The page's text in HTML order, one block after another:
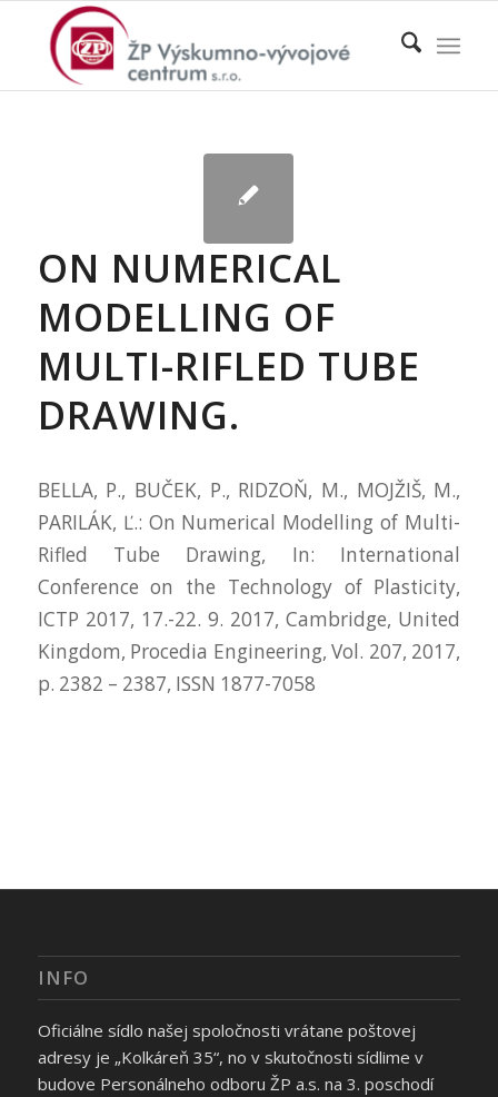
ON NUMERICAL
MODELLING OF
MULTI-RIFLED TUBE
DRAWING.
BELLA, P., BUČEK, P., RIDZOŇ, M., MOJŽIŠ, M.,
PARILÁK, Ľ.: On Numerical Modelling of Multi-
Rifled Tube Drawing, In: International
Conference on the Technology of Plasticity,
ICTP 2017, 17.-22. 9. 2017, Cambridge, United
Kingdom, Procedia Engineering, Vol. 207, 2017,
p. 2382 – 2387, ISSN 1877-7058
INFO
Oficiálne sídlo našej spoločnosti vrátane poštovej
adresy je „Kolkáreň 35“, no v skutočnosti sídlime v
budove Personálneho odboru ŽP a.s. na 3. poschodí